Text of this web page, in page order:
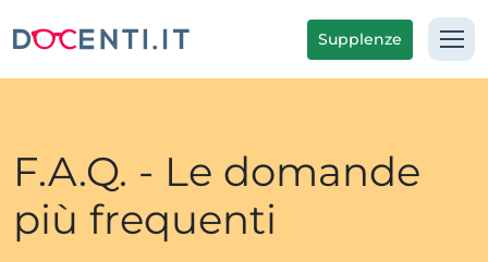
Supplenze
F.A.Q. - Le domande
più frequenti